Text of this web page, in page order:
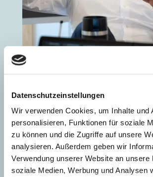
Datenschutzeinstellungen
Wir verwenden Cookies, um Inhalte und
personalisieren, Funktionen für soziale
zu können und die Zugriffe auf unsere
analysieren. Außerdem geben wir
Verwendung unserer Website an unsere
soziale Medien, Werbung und Analysen
Dr. Hans-Christian
SRP Consulting
Die Werkbank ist für mich: